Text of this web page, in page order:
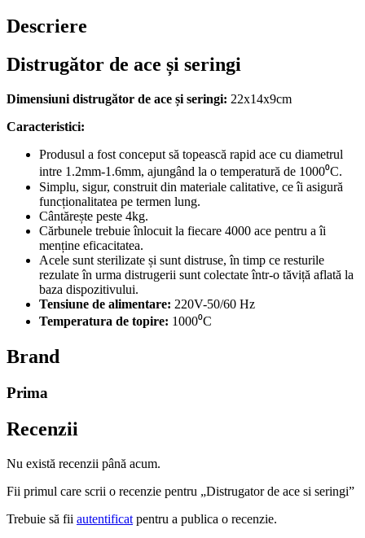
Descriere
Distrugător de ace și seringi
Dimensiuni distrugător de ace și seringi: 22x14x9cm
Caracteristici:
Produsul a fost conceput să topească rapid ace cu diametrul
intre 1.2mm-1.6mm, ajungând la o temperatură de 1000⁰C.
Simplu, sigur, construit din materiale calitative, ceîi asigură
funcționalitatea pe termen lung.
Cântărește peste 4kg.
Cărbunele trebuieînlocuit la fiecare 4000 ace pentru aîi
menține eficacitatea.
Acele sunt sterilizate și sunt distruse,în timp ce resturile
rezulateîn urma distrugerii sunt colectateîntr-o tăviță aflată la
baza dispozitivului.
Tensiune de alimentare: 220V-50/60 Hz
Temperatura de topire: 1000⁰C
Brand
Prima
Recenzii
Nu există recenzii până acum.
Fii primul care scrii o recenzie pentru „Distrugator de ace si seringi”
Trebuie să fii autentificat pentru a publica o recenzie.